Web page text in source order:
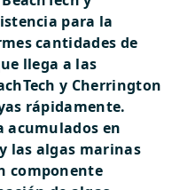
para la
cantidades de
llega a las
y Cherrington
rápidamente.
acumulados en
las algas marinas
componente